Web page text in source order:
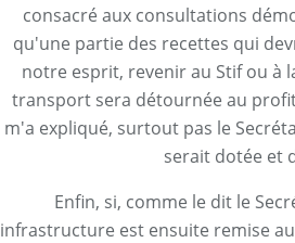
consacré aux consultations
qu'une partie des recettes qui
notre esprit, revenir au Stif ou à
transport sera détournée au
m'a expliqué, surtout pas le
serait dotée et
Enfin, si, comme le dit le
infrastructure est ensuite remise